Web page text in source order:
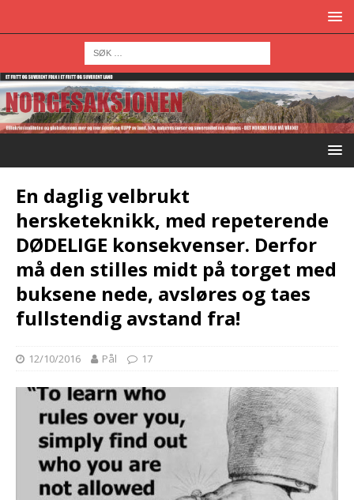
En daglig velbrukt
hersketeknikk, med repeterende
DØDELIGE konsekvenser. Derfor
må den stilles midt på torget med
buksene nede, avsløres og taes
fullstendig avstand fra!
12/10/2016 Pål 17